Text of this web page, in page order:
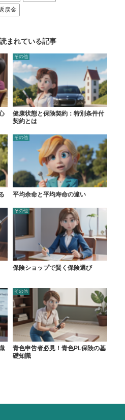
戻金
まれている記事
その他
健康状態と保険契約：特別条件付
契約とは
その他
平均余命と平均寿命の違い
その他
保険ショップで賢く保険選び
その他
青色申告者必見！青色PL保険の基
礎知識